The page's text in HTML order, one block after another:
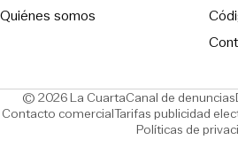
Quiénes somos
© 2026 La CuartaCanal de denuncias
Contacto comercialOpens in new window
Tarifas publicidad
Políticas de